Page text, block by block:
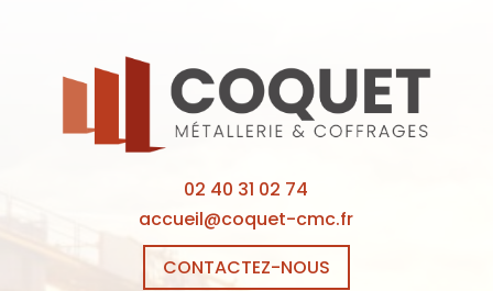
02 40 31 02 74
accueil@coquet-cmc.fr
CONTACTEZ-NOUS